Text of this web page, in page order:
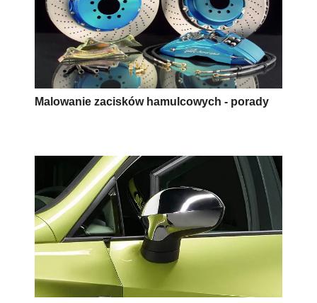
Malowanie zacisków hamulcowych - porady